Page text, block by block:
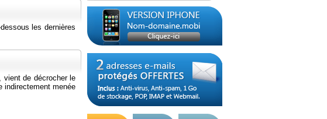
les dernières
vient de décrocher le
indirectement menée